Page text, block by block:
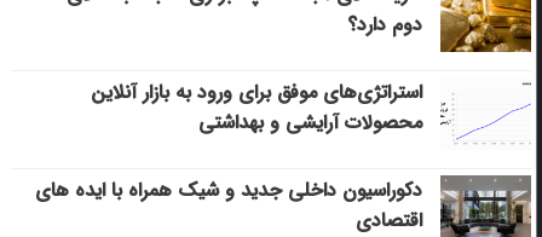
دوم دارد؟
استراتژی‌های موفق برای ورود به بازار آنلاین
محصولات آرایشی و بهداشتی
دکوراسیون داخلی جدید و شیک همراه با ایده های
اقتصادی